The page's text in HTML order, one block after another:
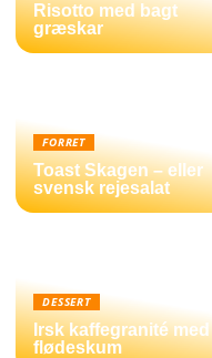
Risotto med bagt
græskar
FORRET
Toast Skagen – eller
svensk rejesalat
DESSERT
Irsk kaffegranité med
flødeskum